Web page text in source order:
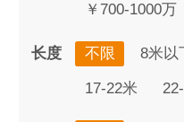
￥700-1000万
长度 不限 8米以
17-22米